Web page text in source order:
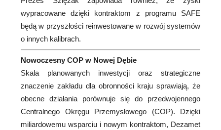
wypracowane dzięki kontraktom z programu SAFE
będą w przyszłości reinwestowane w rozwój systemów
o innych kalibrach.
Nowoczesny COP w Nowej Dębie
Skala planowanych inwestycji oraz strategiczne
znaczenie zakładu dla obronności kraju sprawiają, że
obecne działania porównuje się do przedwojennego
Centralnego Okręgu Przemysłowego (COP). Dzięki
miliardowemu wsparciu i nowym kontraktom, Dezamet